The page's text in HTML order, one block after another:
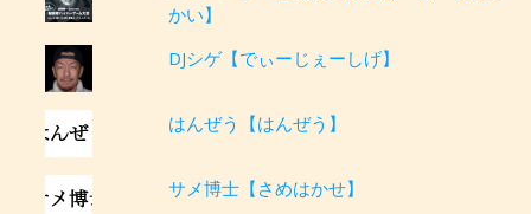
かい】
DJシゲ【でぃーじぇーしげ】
はんぜう【はんぜう】
サメ博士【さめはかせ】